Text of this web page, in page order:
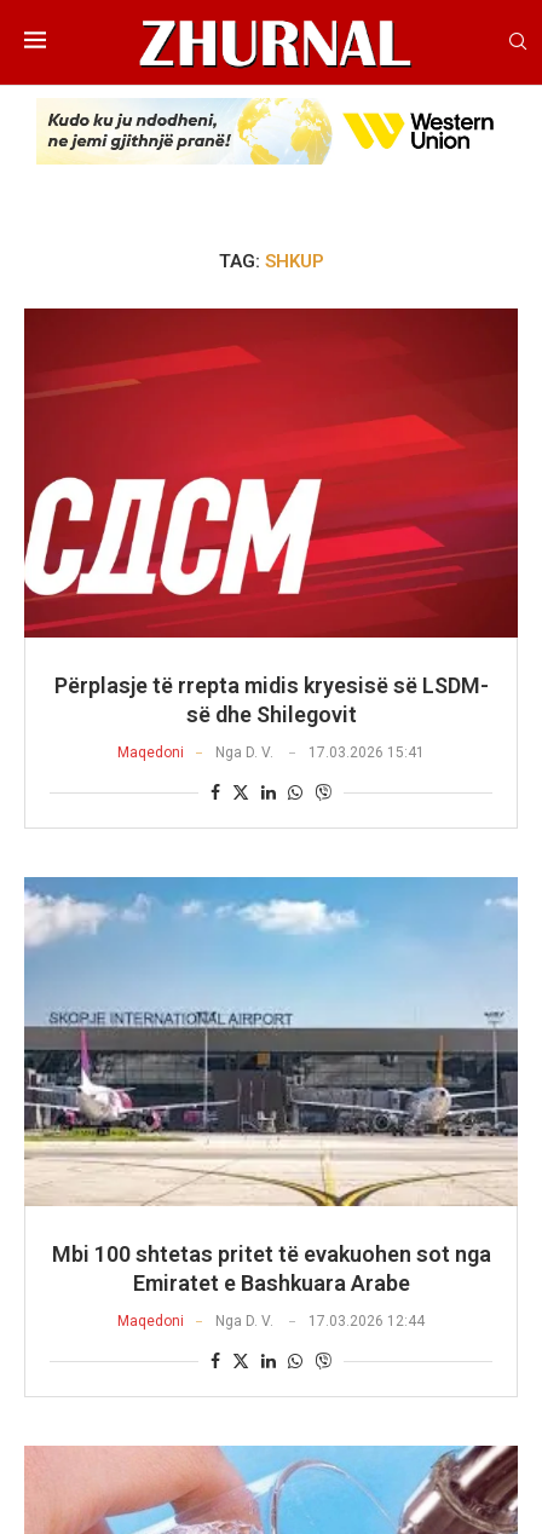
TAG: SHKUP
Përplasje të rrepta midis kryesisë së LSDM-
së dhe Shilegovit
Maqedoni Nga D. V. 17.03.2026 15:41
Mbi 100 shtetas pritet të evakuohen sot nga
Emiratet e Bashkuara Arabe
Maqedoni Nga D. V. 17.03.2026 12:44